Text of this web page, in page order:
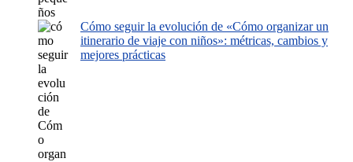
Cómo seguir la evolución de «Cómo organizar un
itinerario de viaje con niños»: métricas, cambios y
mejores prácticas